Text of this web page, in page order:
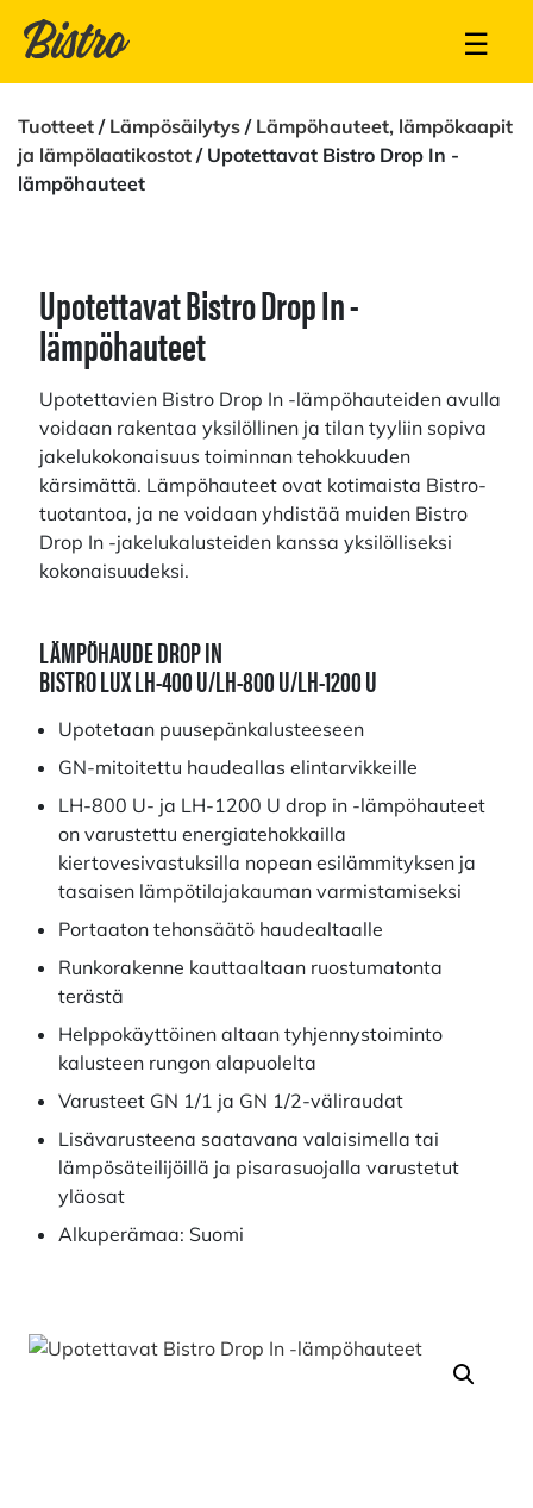
☰
Tuotteet / Lämpösäilytys / Lämpöhauteet, lämpökaapit
ja lämpölaatikostot / Upotettavat Bistro Drop In -
lämpöhauteet
Upotettavat Bistro Drop In -
lämpöhauteet
Upotettavien Bistro Drop In -lämpöhauteiden avulla
voidaan rakentaa yksilöllinen ja tilan tyyliin sopiva
jakelukokonaisuus toiminnan tehokkuuden
kärsimättä. Lämpöhauteet ovat kotimaista Bistro-
tuotantoa, ja ne voidaan yhdistää muiden Bistro
Drop In -jakelukalusteiden kanssa yksilölliseksi
kokonaisuudeksi.
LÄMPÖHAUDE DROP IN
BISTRO LUX LH-400 U/LH-800 U/LH-1200 U
Upotetaan puusepänkalusteeseen
GN-mitoitettu haudeallas elintarvikkeille
LH-800 U- ja LH-1200 U drop in -lämpöhauteet
on varustettu energiatehokkailla
kiertovesivastuksilla nopean esilämmityksen ja
tasaisen lämpötilajakauman varmistamiseksi
Portaaton tehonsäätö haudealtaalle
Runkorakenne kauttaaltaan ruostumatonta
terästä
Helppokäyttöinen altaan tyhjennystoiminto
kalusteen rungon alapuolelta
Varusteet GN 1/1 ja GN 1/2-väliraudat
Lisävarusteena saatavana valaisimella tai
lämpösäteilijöillä ja pisarasuojalla varustetut
yläosat
Alkuperämaa: Suomi